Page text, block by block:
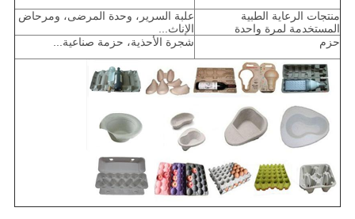
منتجات الرعاية الطبية
المستخدمة لمرة واحدة
علبة السرير، وحدة المرضى، ومرحاض
الإناث...
حزم
شجرة الأحذية، حزمة صناعية...